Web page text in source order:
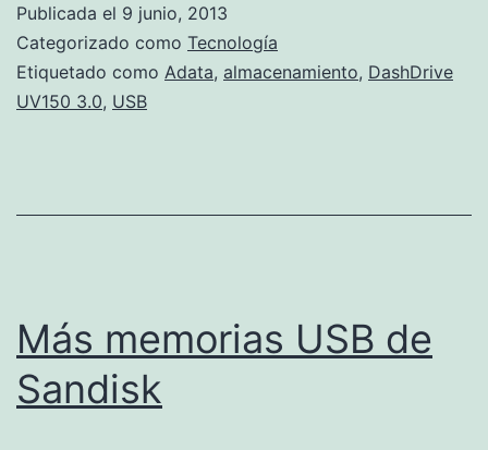
Publicada el 9 junio, 2013
Categorizado como Tecnología
Etiquetado como Adata, almacenamiento, DashDrive
UV150 3.0, USB
Más memorias USB de
Sandisk